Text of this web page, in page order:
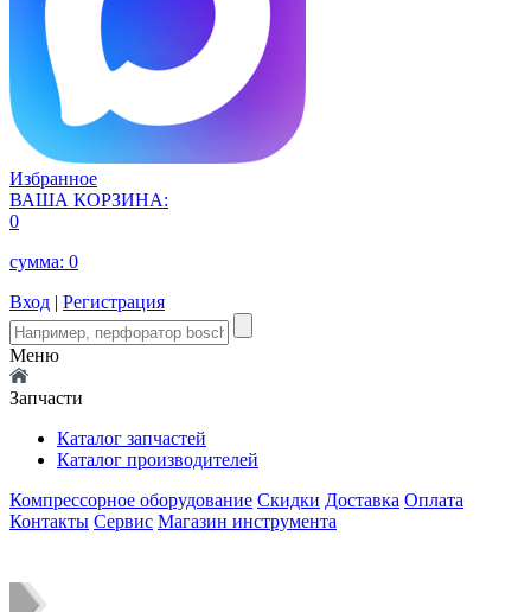
Избранное
ВАША КОРЗИНА:
0
сумма: 0
Вход | Регистрация
Меню
Запчасти
Каталог запчастей
Каталог производителей
Компрессорное оборудование Скидки Доставка Оплата
Контакты Сервис Магазин инструмента